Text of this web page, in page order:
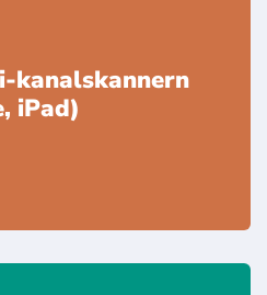
kanalskannern
iPad)